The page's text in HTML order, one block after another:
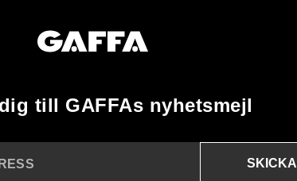
till GAFFAs nyhetsmejl
SKICKA